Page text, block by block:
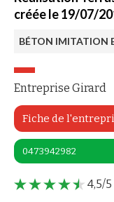
créée le 19/07/
BÉTON IMITATION
Entreprise Girard
Fiche de
0473942982
4,5/5